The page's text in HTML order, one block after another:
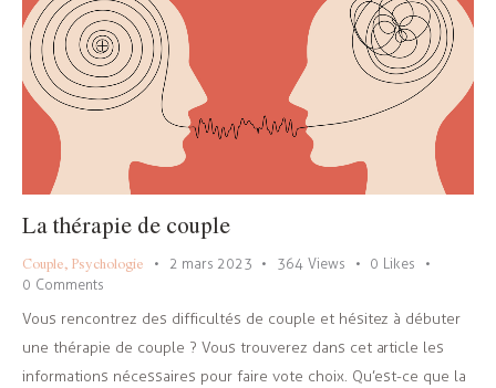
La thérapie de couple
Couple, Psychologie 2 mars 2023 364 Views 0 Likes
0 Comments
Vous rencontrez des difficultés de couple et hésitez à débuter
une thérapie de couple ? Vous trouverez dans cet article les
informations nécessaires pour faire vote choix. Qu’est-ce que la